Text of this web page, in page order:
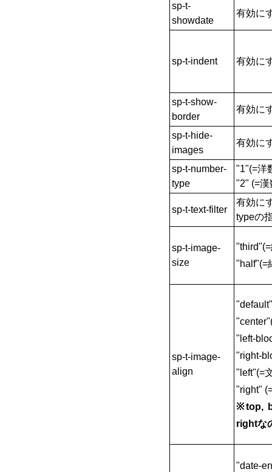
sp-t-
showdate
有効に
sp-t-indent 有効に
sp-t-show-
border
有効に
sp-t-hide-
images
有効に
sp-t-number-
type
"1"(=洋
"2" (=漢
sp-t-text-filter
有効に
typeの
sp-t-image-
size
"half"(=
sp-t-image-
align
"left-
"right-
"left"(=
"right"
※top,
rightな
"date-